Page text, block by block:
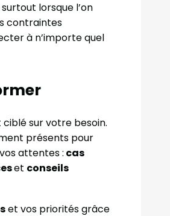
surtout lorsque l’on
contraintes
à n’importe quel
sur votre besoin.
présents pour
attentes : cas
et conseils
et vos priorités grâce